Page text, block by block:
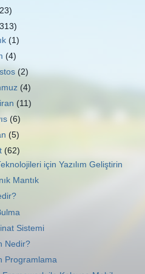
(1)
(4)
(2)
(4)
(11)
(6)
(5)
(62)
için Yazılım Geliştirin
Mantık
Sistemi
Nedir?
Programlama